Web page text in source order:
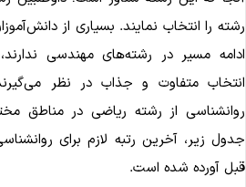
را انتخاب نمایند. بسیاری از
مسیر در رشته‌های مهندسی
متفاوت و جذاب در نظر
از رشته ریاضی در مناطق
آورده شده است.